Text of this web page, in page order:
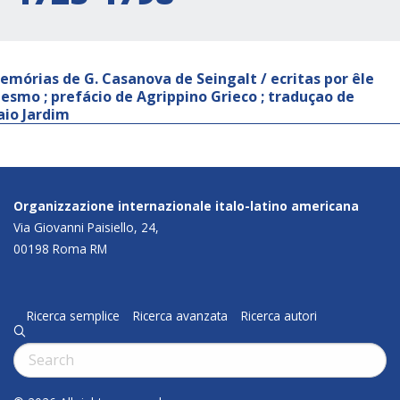
de G. Casanova de Seingalt / ecritas por êle
; prefácio de Agrippino Grieco ; traduçao de
Jardim
Organizzazione internazionale italo-latino americana
Via Giovanni Paisiello, 24,
00198 Roma RM
Ricerca semplice Ricerca avanzata Ricerca autori
q
Cerca: